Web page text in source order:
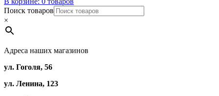
Поиск товаров
×
Адреса наших магазинов
ул. Гоголя, 56
ул. Ленина, 123